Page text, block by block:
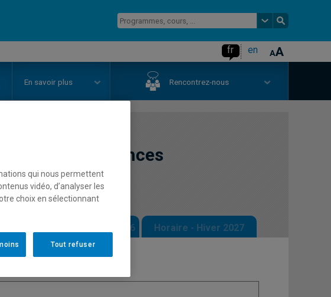
fr en
En savoir plus Rencontrez-nous
aux sciences
Horaire - Automne 2026 Horaire - Hiver 2027
qui nous permettent
vidéo, d’analyser les
choix en sélectionnant
Tout refuser